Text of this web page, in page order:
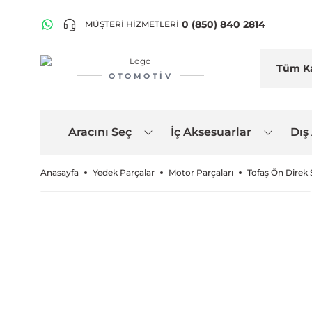
MÜŞTERİ HİZMETLERİ 0 (850) 840 2814
OTOMOTIV
Aracını Seç İç Aksesuarlar
Anasayfa Yedek Parçalar Motor Parçaları Tofaş Ön Direk